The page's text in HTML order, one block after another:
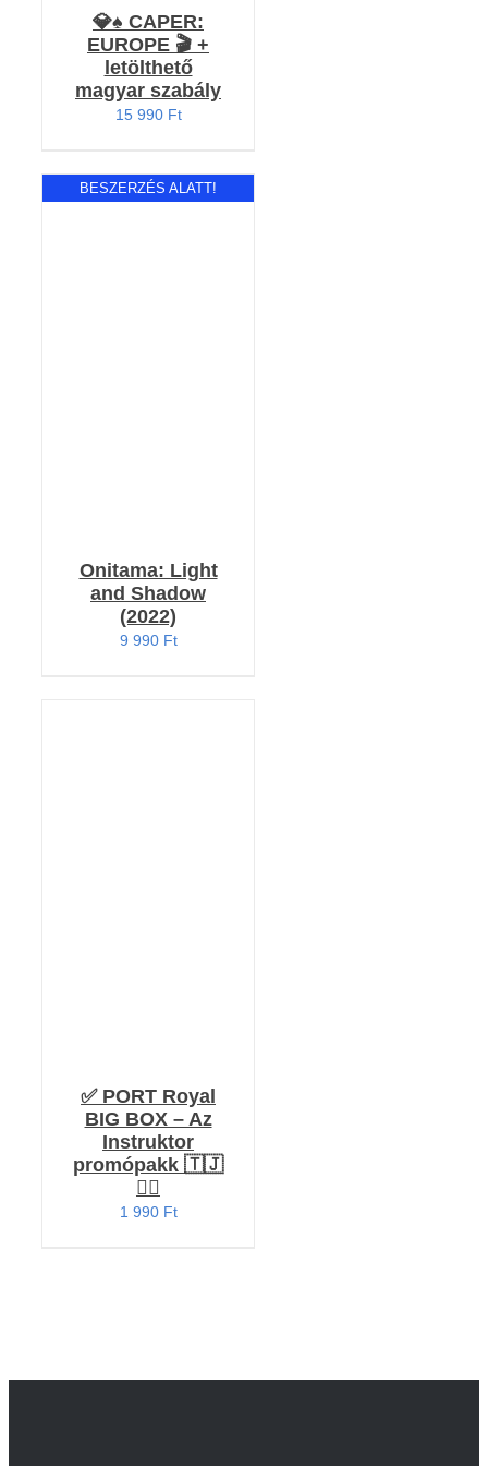
💎♠️ CAPER:
EUROPE 🎬 +
letölthető
magyar szabály
15 990 Ft
BESZERZÉS ALATT!
Onitama: Light
and Shadow
(2022)
9 990 Ft
✅ PORT Royal
BIG BOX – Az
Instruktor
promópakk 🇹🇯
🏴‍☠️
1 990 Ft